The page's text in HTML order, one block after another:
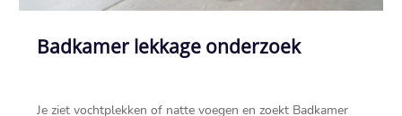
Badkamer lekkage onderzoek
Je ziet vochtplekken of natte voegen en zoekt Badkamer